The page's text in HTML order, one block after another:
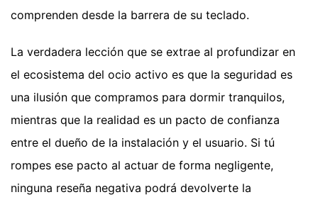
comprenden desde la barrera de su teclado.
La verdadera lección que se extrae al profundizar en
el ecosistema del ocio activo es que la seguridad es
una ilusión que compramos para dormir tranquilos,
mientras que la realidad es un pacto de confianza
entre el dueño de la instalación y el usuario. Si tú
rompes ese pacto al actuar de forma negligente,
ninguna reseña negativa podrá devolverte la